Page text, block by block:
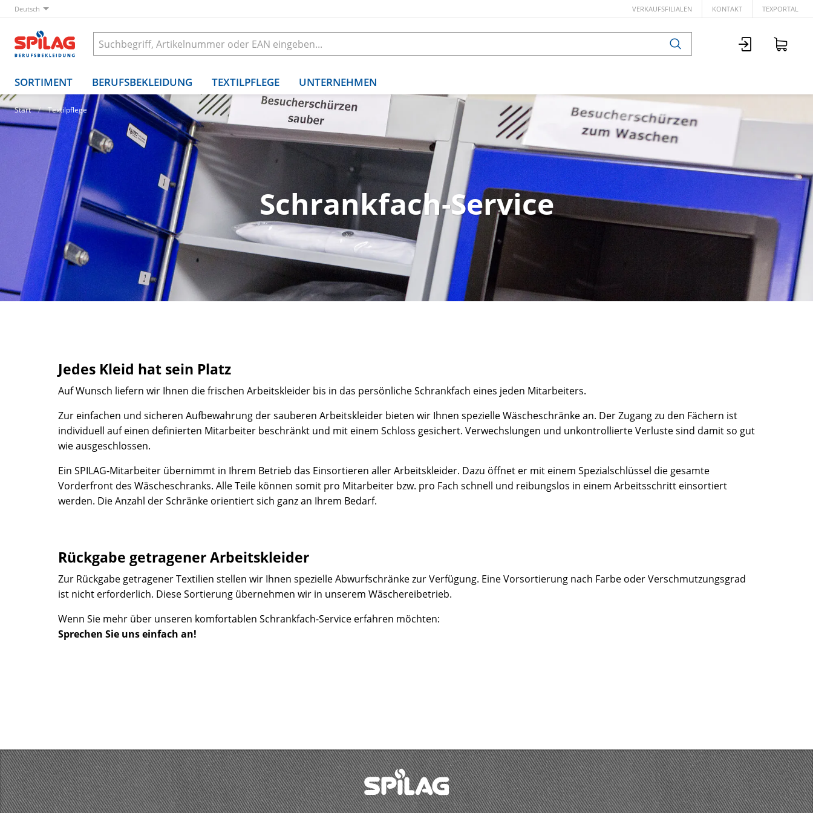
Deutsch VERKAUFSFILIALEN KONTAKT TEXPORTAL
SORTIMENT BERUFSBEKLEIDUNG TEXTILPFLEGE UNTERNEHMEN
Start Textilpflege
Schrankfach-Service
Jedes Kleid hat sein Platz
Auf Wunsch liefern wir Ihnen die frischen Arbeitskleider bis in das persönliche Schrankfach eines jeden Mitarbeiters.
Zur einfachen und sicheren Aufbewahrung der sauberen Arbeitskleider bieten wir Ihnen spezielle Wäscheschränke an. Der Zugang zu den Fächern ist
individuell auf einen definierten Mitarbeiter beschränkt und mit einem Schloss gesichert. Verwechslungen und unkontrollierte Verluste sind damit so gut
wie ausgeschlossen.
Ein SPILAG-Mitarbeiter übernimmt in Ihrem Betrieb das Einsortieren aller Arbeitskleider. Dazu öffnet er mit einem Spezialschlüssel die gesamte
Vorderfront des Wäscheschranks. Alle Teile können somit pro Mitarbeiter bzw. pro Fach schnell und reibungslos in einem Arbeitsschritt einsortiert
werden. Die Anzahl der Schränke orientiert sich ganz an Ihrem Bedarf.
Rückgabe getragener Arbeitskleider
Zur Rückgabe getragener Textilien stellen wir Ihnen spezielle Abwurfschränke zur Verfügung. Eine Vorsortierung nach Farbe oder Verschmutzungsgrad
ist nicht erforderlich. Diese Sortierung übernehmen wir in unserem Wäschereibetrieb.
Wenn Sie mehr über unseren komfortablen Schrankfach-Service erfahren möchten:
Sprechen Sie uns einfach an!